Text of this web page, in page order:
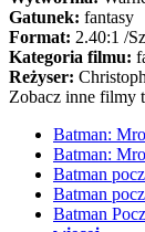
Gatunek: fantasy
Format: 2.40:1 /
Kategoria filmu:
Reżyser:
Zobacz inne filmy
Batman:
Batman:
Batman
Batman
Batman